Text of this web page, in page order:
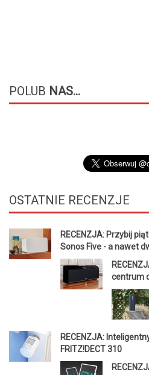
POLUB NAS...
OSTATNIE RECENZJE
RECENZJA: Przybij
Sonos Five - a nawet
centrum
RECENZJA:
FRITZ!DECT 310